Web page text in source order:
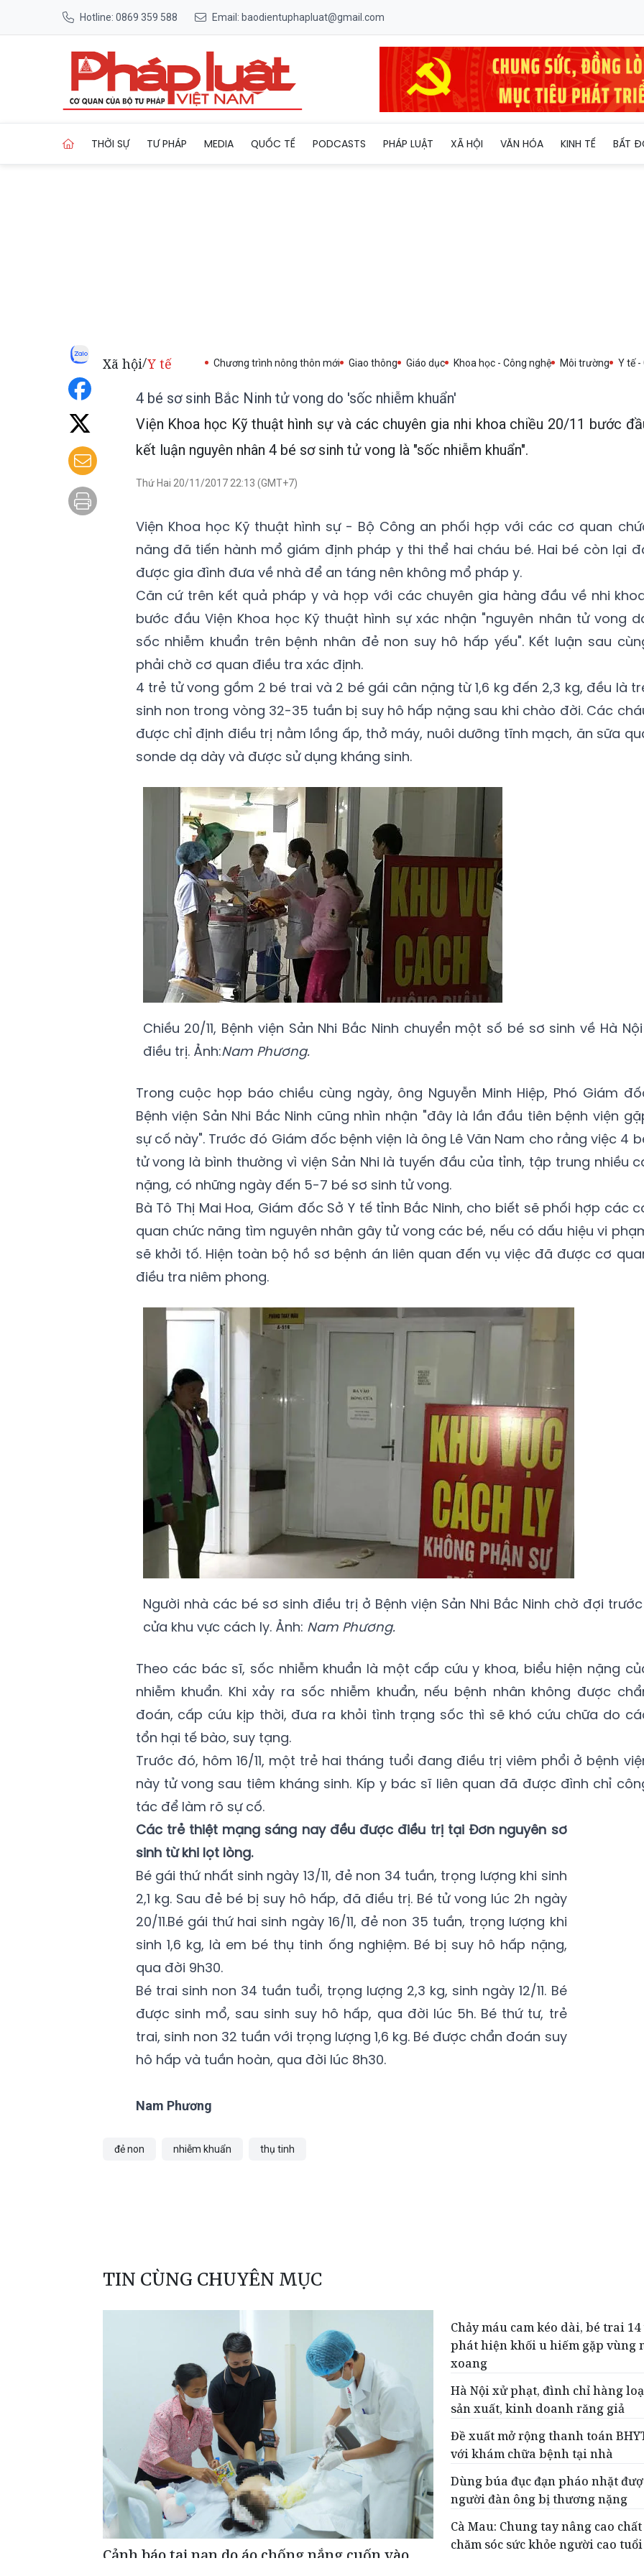
Hotline: 0869 359 588 Email: baodientuphapluat@gmail.com
THỜI SỰ TƯ PHÁP MEDIA QUỐC TẾ PODCASTS PHÁP LUẬT XÃ HỘI VĂN HÓA KINH TẾ BẤT
Xã hội/Y tế Chương trình nông thôn mới Giao thông Giáo dục Khoa học - Công nghệ Môi trường Y tế -
4 bé sơ sinh Bắc Ninh tử vong do 'sốc nhiễm khuẩn'
Viện Khoa học Kỹ thuật hình sự và các chuyên gia nhi khoa chiều 20/11 bước
kết luận nguyên nhân 4 bé sơ sinh tử vong là "sốc nhiễm khuẩn".
Thứ Hai 20/11/2017 22:13 (GMT+7)
Viện Khoa học Kỹ thuật hình sự - Bộ Công an phối hợp với các cơ quan
năng đã tiến hành mổ giám định pháp y thi thể hai cháu bé. Hai bé còn lại
được gia đình đưa về nhà để an táng nên không mổ pháp y.
Căn cứ trên kết quả pháp y và họp với các chuyên gia hàng đầu về nhi
bước đầu Viện Khoa học Kỹ thuật hình sự xác nhận "nguyên nhân tử vong
sốc nhiễm khuẩn trên bệnh nhân đẻ non suy hô hấp yếu". Kết luận sau
phải chờ cơ quan điều tra xác định.
4 trẻ tử vong gồm 2 bé trai và 2 bé gái cân nặng từ 1,6 kg đến 2,3 kg, đều là
sinh non trong vòng 32-35 tuần bị suy hô hấp nặng sau khi chào đời. Các
được chỉ định điều trị nằm lồng ấp, thở máy, nuôi dưỡng tĩnh mạch, ăn sữa
sonde dạ dày và được sử dụng kháng sinh.
Chiều 20/11, Bệnh viện Sản Nhi Bắc Ninh chuyển một số bé sơ sinh về Hà Nội
điều trị. Ảnh:Nam Phương.
Trong cuộc họp báo chiều cùng ngày, ông Nguyễn Minh Hiệp, Phó Giám
Bệnh viện Sản Nhi Bắc Ninh cũng nhìn nhận "đây là lần đầu tiên bệnh viện
sự cố này". Trước đó Giám đốc bệnh viện là ông Lê Văn Nam cho rằng việc 4
tử vong là bình thường vì viện Sản Nhi là tuyến đầu của tỉnh, tập trung nhiều
nặng, có những ngày đến 5-7 bé sơ sinh tử vong.
Bà Tô Thị Mai Hoa, Giám đốc Sở Y tế tỉnh Bắc Ninh, cho biết sẽ phối hợp các
quan chức năng tìm nguyên nhân gây tử vong các bé, nếu có dấu hiệu vi
sẽ khởi tố. Hiện toàn bộ hồ sơ bệnh án liên quan đến vụ việc đã được cơ
điều tra niêm phong.
Người nhà các bé sơ sinh điều trị ở Bệnh viện Sản Nhi Bắc Ninh chờ đợi trước
cửa khu vực cách ly. Ảnh: Nam Phương.
Theo các bác sĩ, sốc nhiễm khuẩn là một cấp cứu y khoa, biểu hiện nặng
nhiễm khuẩn. Khi xảy ra sốc nhiễm khuẩn, nếu bệnh nhân không được
đoán, cấp cứu kịp thời, đưa ra khỏi tình trạng sốc thì sẽ khó cứu chữa do
tổn hại tế bào, suy tạng.
Trước đó, hôm 16/11, một trẻ hai tháng tuổi đang điều trị viêm phổi ở bệnh
này tử vong sau tiêm kháng sinh. Kíp y bác sĩ liên quan đã được đình chỉ
tác để làm rõ sự cố.
Các trẻ thiệt mạng sáng nay đều được điều trị tại Đơn nguyên sơ
sinh từ khi lọt lòng.
Bé gái thứ nhất sinh ngày 13/11, đẻ non 34 tuần, trọng lượng khi sinh
2,1 kg. Sau đẻ bé bị suy hô hấp, đã điều trị. Bé tử vong lúc 2h ngày
20/11.Bé gái thứ hai sinh ngày 16/11, đẻ non 35 tuần, trọng lượng khi
sinh 1,6 kg, là em bé thụ tinh ống nghiệm. Bé bị suy hô hấp nặng,
qua đời 9h30.
Bé trai sinh non 34 tuần tuổi, trọng lượng 2,3 kg, sinh ngày 12/11. Bé
được sinh mổ, sau sinh suy hô hấp, qua đời lúc 5h. Bé thứ tư, trẻ
trai, sinh non 32 tuần với trọng lượng 1,6 kg. Bé được chẩn đoán suy
hô hấp và tuần hoàn, qua đời lúc 8h30.
Nam Phương
đẻ non nhiễm khuẩn thụ tinh
TIN CÙNG CHUYÊN MỤC
Cảnh báo tai nạn do áo chống nắng cuốn vào
Chảy máu cam kéo dài, bé trai
phát hiện khối u hiếm gặp vùng
xoang
Hà Nội xử phạt, đình chỉ hàng
sản xuất, kinh doanh răng giả
Đề xuất mở rộng thanh toán
với khám chữa bệnh tại nhà
Dùng búa đục đạn pháo nhặt
người đàn ông bị thương nặng
Cà Mau: Chung tay nâng cao
chăm sóc sức khỏe người cao tuổi